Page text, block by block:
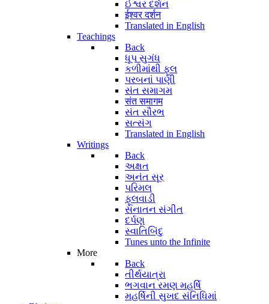
ઈશ્વર દર્શન
ईश्वर दर्शन
Translated in English
Teachings
Back
ધૂપ સુગંધ
કળીમાંથી ફૂલ
પરબનાં પાણી
સંત સમાગમ
संत समागम
સંત સૌરભ
સત્સંગ
Translated in English
Writings
Back
અક્ષત
અનંત સૂર
પરિમલ
ફૂલવાડી
સનાતન સંગીત
દર્પણ
સ્વાતિબિંદુ
Tunes unto the Infinite
More
Back
તીર્થયાત્રા
ભગવાન રમણ મહર્ષિ
મહર્ષિની સુખદ સંનિધિમાં